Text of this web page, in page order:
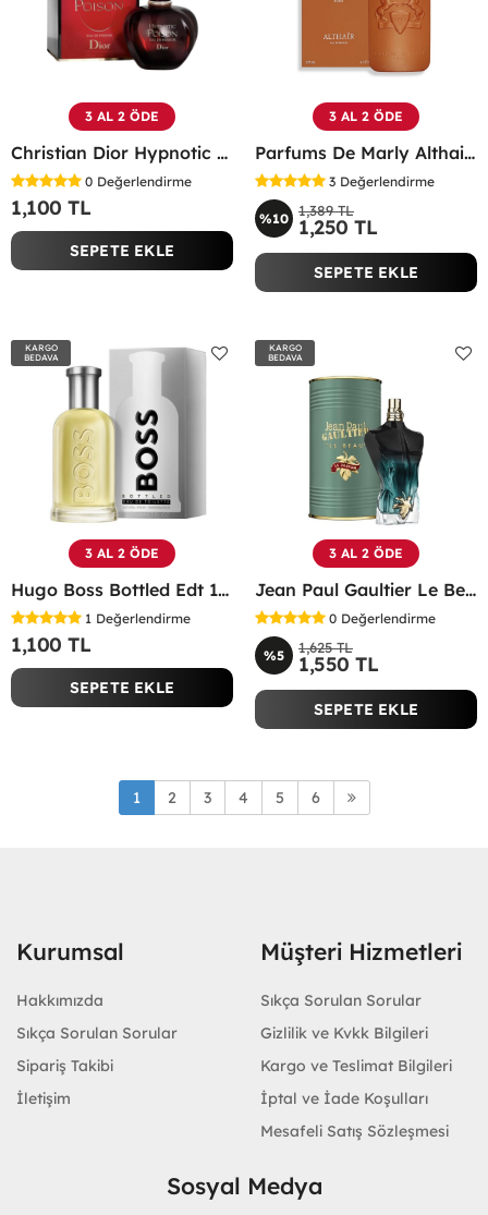
3 AL 2 ÖDE
Christian Dior Hypnotic Poison EDP 100 ML Kadın Parfüm - CDHP
0 Değerlendirme
1,100 TL
SEPETE EKLE
3 AL 2 ÖDE
Parfums De Marly Althair EDP 125 Ml Erkek Parfüm -
3 Değerlendirme
%10 1,389 TL
1,250 TL
SEPETE EKLE
KARGO
BEDAVA
3 AL 2 ÖDE
Hugo Boss Bottled Edt 100 ML Erkek Parfüm - HBBE
1 Değerlendirme
1,100 TL
SEPETE EKLE
KARGO
BEDAVA
3 AL 2 ÖDE
Jean Paul Gaultier Le Beau Le Parfum EDP Erkek Parfüm - JPGLBLP
0 Değerlendirme
%5 1,625 TL
1,550 TL
SEPETE EKLE
1 2 3 4 5 6
Kurumsal
Hakkımızda
Sıkça Sorulan Sorular
Sipariş Takibi
İletişim
Müşteri Hizmetleri
Sıkça Sorulan Sorular
Gizlilik ve Kvkk Bilgileri
Kargo ve Teslimat Bilgileri
İptal ve İade Koşulları
Mesafeli Satış Sözleşmesi
Sosyal Medya